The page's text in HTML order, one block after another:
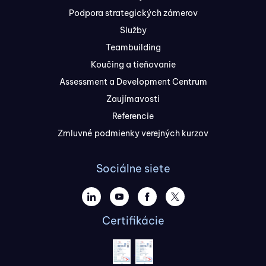
Podpora strategických zámerov
Služby
Teambuilding
Koučing a tieňovanie
Assessment a Development Centrum
Zaujímavosti
Referencie
Zmluvné podmienky verejných kurzov
Sociálne siete
Certifikácie